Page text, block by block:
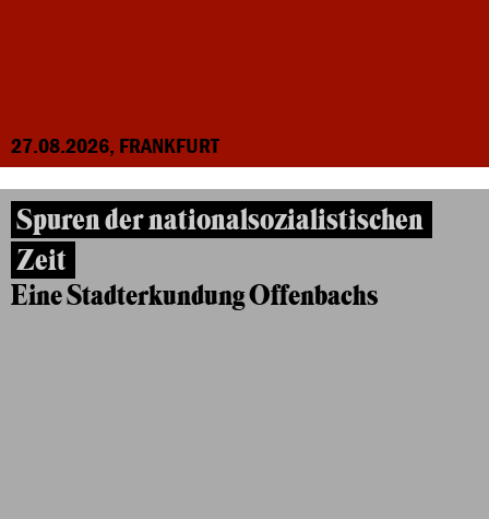
27.08.2026, FRANKFURT
Spuren der nationalsozialistischen
Zeit
Eine Stadterkundung Offenbachs